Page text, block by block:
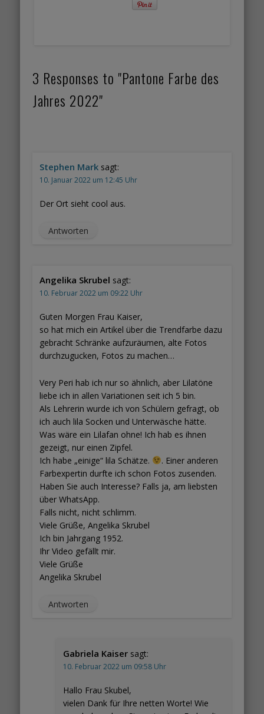
3 Responses to "Pantone Farbe des
Jahres 2022"
Stephen Mark sagt:
10. Januar 2022 um 12:45 Uhr
Der Ort sieht cool aus.
Antworten
Angelika Skrubel sagt:
10. Februar 2022 um 09:22 Uhr
Guten Morgen Frau Kaiser,
so hat mich ein Artikel über die Trendfarbe dazu
gebracht Schränke aufzuräumen, alte Fotos
durchzugucken, Fotos zu machen…
Very Peri hab ich nur so ähnlich, aber Lilatöne
liebe ich in allen Variationen seit ich 5 bin.
Als Lehrerin wurde ich von Schülern gefragt, ob
ich auch lila Socken und Unterwäsche hätte.
Was wäre ein Lilafan ohne! Ich hab es ihnen
gezeigt, nur einen Zipfel.
Ich habe „einige“ lila Schätze.
. Einer anderen
Farbexpertin durfte ich schon Fotos zusenden.
Haben Sie auch Interesse? Falls ja, am liebsten
über WhatsApp.
Falls nicht, nicht schlimm.
Viele Grüße, Angelika Skrubel
Ich bin Jahrgang 1952.
Ihr Video gefällt mir.
Viele Grüße
Angelika Skrubel
Antworten
Gabriela Kaiser sagt:
10. Februar 2022 um 09:58 Uhr
Hallo Frau Skubel,
vielen Dank für Ihre netten Worte! Wie